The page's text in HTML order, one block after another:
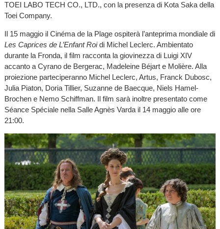
TOEI LABO TECH CO., LTD., con la presenza di Kota Saka della
Toei Company.
Il 15 maggio il Cinéma de la Plage ospiterà l’anteprima mondiale di
Les Caprices de L’Enfant Roidi Michel Leclerc. Ambientato
durante la Fronda, il film racconta la giovinezza di Luigi XIV
accanto a Cyrano de Bergerac, Madeleine Béjart e Molière. Alla
proiezione parteciperanno Michel Leclerc, Artus, Franck Dubosc,
Julia Piaton, Doria Tillier, Suzanne de Baecque, Niels Hamel-
Brochen e Nemo Schiffman. Il film sarà inoltre presentato come
Séance Spéciale nella Salle Agnès Varda il 14 maggio alle ore
21:00.